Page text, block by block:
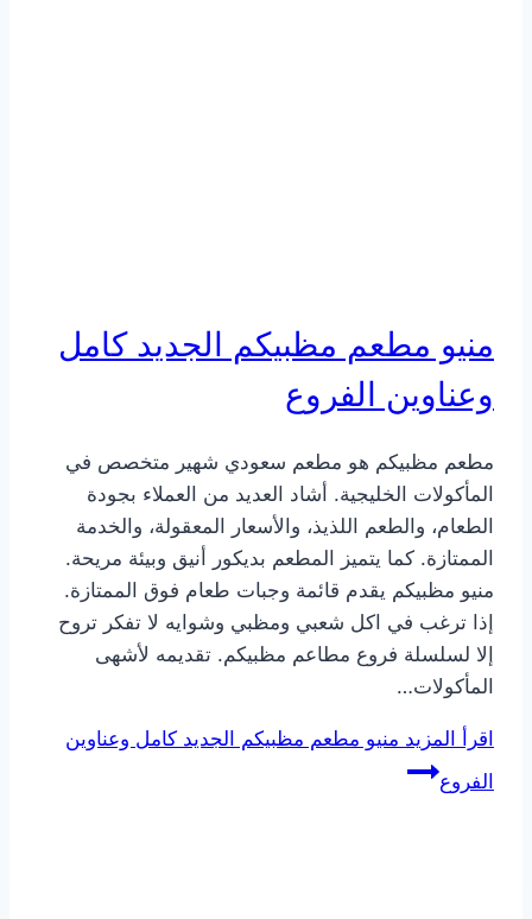
منيو مطعم مظبيكم الجديد كامل
وعناوين الفروع
مطعم مظبيكم هو مطعم سعودي شهير متخصص في
المأكولات الخليجية. أشاد العديد من العملاء بجودة
الطعام، والطعم اللذيذ، والأسعار المعقولة، والخدمة
الممتازة. كما يتميز المطعم بديكور أنيق وبيئة مريحة.
منيو مظبيكم يقدم قائمة وجبات طعام فوق الممتازة.
إذا ترغب في اكل شعبي ومظبي وشوايه لا تفكر تروح
إلا لسلسلة فروع مطاعم مظبيكم. تقديمه لأشهى
المأكولات…
اقرأ المزيد منيو مطعم مظبيكم الجديد كامل وعناوين
الفروع